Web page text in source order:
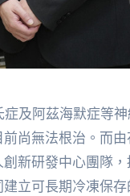
症及阿茲海默症等
尚無法根治。而
新研發中心團隊
立可長期冷凍保